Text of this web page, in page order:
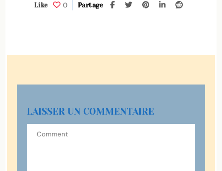
0
Like Partage
LAISSER UN COMMENTAIRE